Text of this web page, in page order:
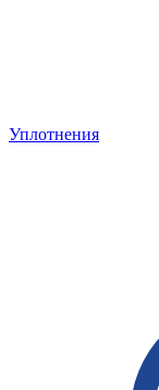
Уплотнения